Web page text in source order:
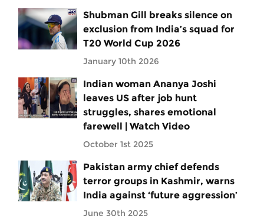
Shubman Gill breaks silence on
exclusion from India’s squad for
T20 World Cup 2026
January 10th 2026
Indian woman Ananya Joshi
leaves US after job hunt
struggles, shares emotional
farewell | Watch Video
October 1st 2025
Pakistan army chief defends
terror groups in Kashmir, warns
India against ‘future aggression’
June 30th 2025